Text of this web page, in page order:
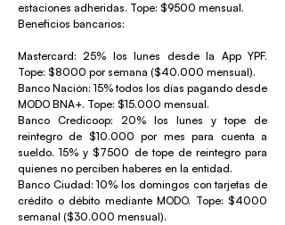
estaciones adheridas. Tope: $9500 mensual.
Beneficios bancarios:
Mastercard: 25% los lunes desde la App YPF.
Tope: $8000 por semana ($40.000 mensual).
Banco Nación: 15% todos los días pagando desde
MODO BNA+. Tope: $15.000 mensual.
Banco Credicoop: 20% los lunes y tope de
reintegro de $10.000 por mes para cuenta a
sueldo. 15% y $7500 de tope de reintegro para
quienes no perciben haberes en la entidad.
Banco Ciudad: 10% los domingos con tarjetas de
crédito o débito mediante MODO. Tope: $4000
semanal ($30.000 mensual).